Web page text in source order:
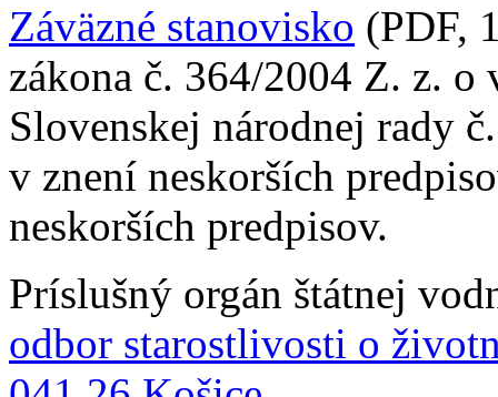
Záväzné stanovisko (PDF,
zákona č. 364/2004 Z. z. o
Slovenskej národnej rady
v znení neskorších
neskorších predpisov.
Príslušný orgán štátnej
odbor starostlivosti o